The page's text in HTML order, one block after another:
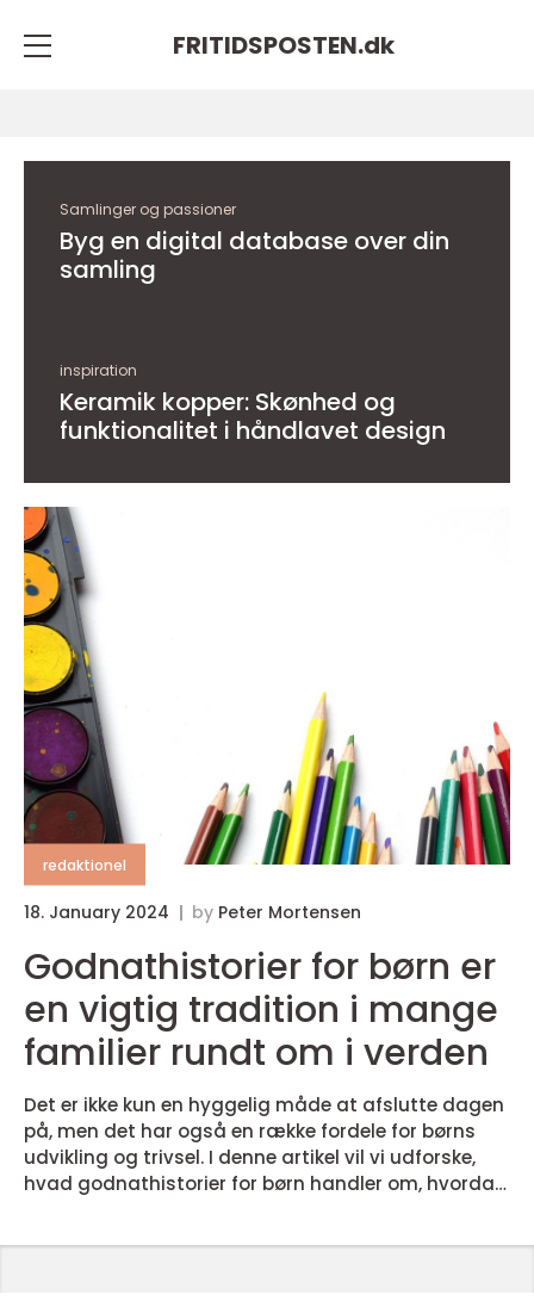
FRITIDSPOSTEN.dk
Samlinger og passioner
Byg en digital database over din
samling
inspiration
Keramik kopper: Skønhed og
funktionalitet i håndlavet design
redaktionel
18. January 2024 by Peter Mortensen
Godnathistorier for børn er
en vigtig tradition i mange
familier rundt om i verden
Det er ikke kun en hyggelig måde at afslutte dagen
på, men det har også en række fordele for børns
udvikling og trivsel. I denne artikel vil vi udforske,
hvad godnathistorier for børn handler om, hvordan